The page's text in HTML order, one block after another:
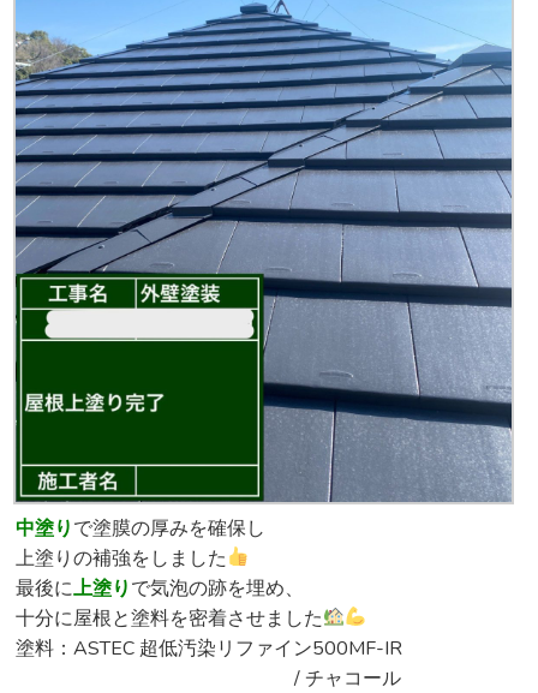
中塗りで塗膜の厚みを確保し
上塗りの補強をしました
最後に上塗りで気泡の跡を埋め、
十分に屋根と塗料を密着させました
塗料：ASTEC 超低汚染リファイン500MF-IR
/ チャコール